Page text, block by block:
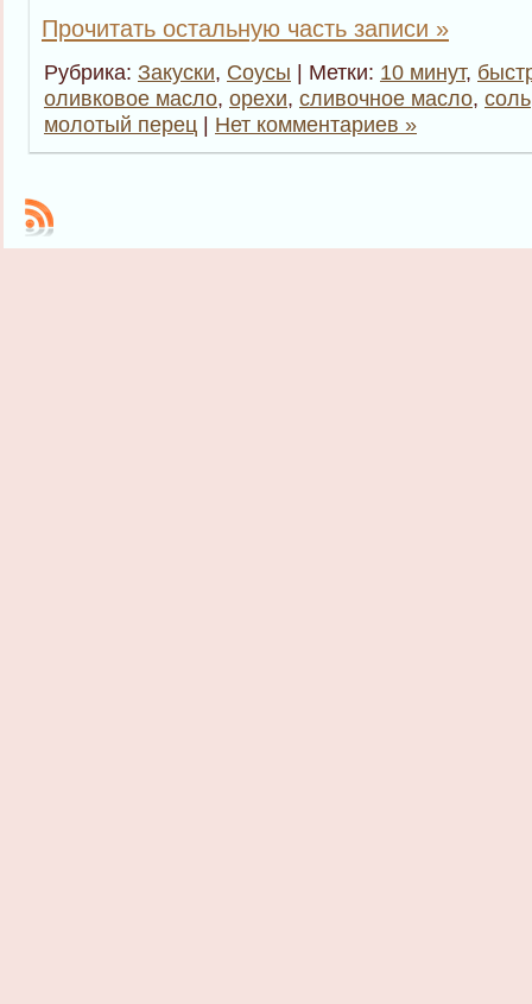
Прочитать остальную часть записи »
Рубрика: Закуски, Соусы | Метки: 10 минут,
оливковое масло, орехи, сливочное масло, соль
молотый перец | Нет комментариев »